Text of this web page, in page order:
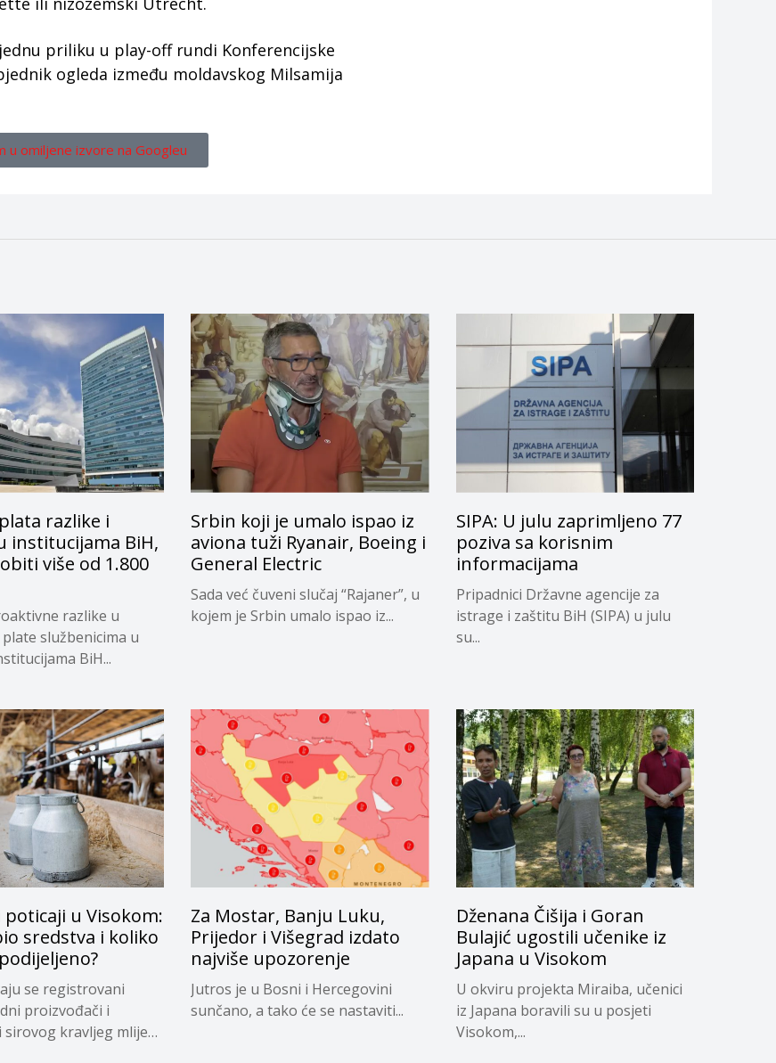
priliku u play-off rundi Konferencijske
ogleda između moldavskog Milsamija
u omiljene izvore na Googleu
razlike i
institucijama BiH,
više od 1.800
razlike u
službenicima u
BiH...
Srbin koji je umalo ispao iz
aviona tuži Ryanair, Boeing i
General Electric
Sada već čuveni slučaj “Rajaner”, u
kojem je Srbin umalo ispao iz...
SIPA: U julu zaprimljeno 77
poziva sa korisnim
informacijama
Pripadnici Državne agencije za
istrage i zaštitu BiH (SIPA) u julu
su...
poticaji u Visokom:
sredstva i koliko
se registrovani
proizvođači i
kravljeg mlijeka
Za Mostar, Banju Luku,
Prijedor i Višegrad izdato
najviše upozorenje
Jutros je u Bosni i Hercegovini
sunčano, a tako će se nastaviti...
Dženana Čišija i Goran
Bulajić ugostili učenike iz
Japana u Visokom
U okviru projekta Miraiba, učenici
iz Japana boravili su u posjeti
Visokom,...